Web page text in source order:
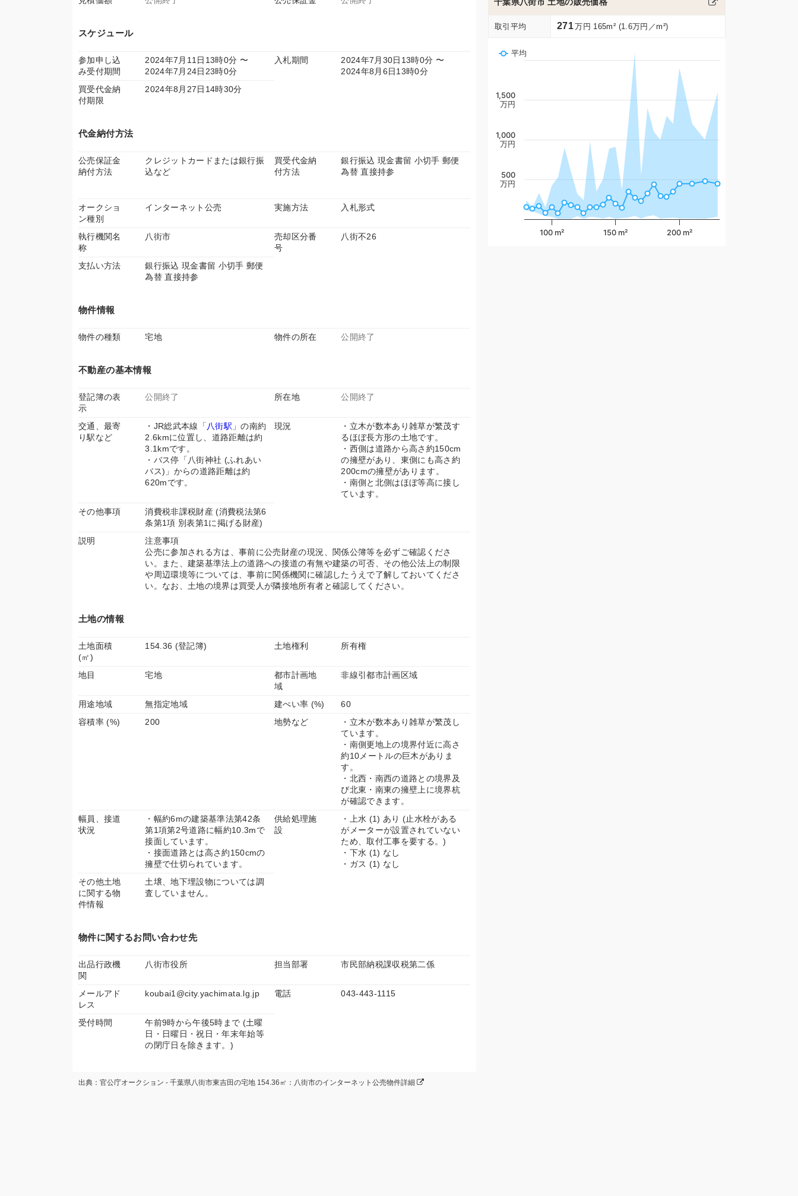
スケジュール
参加申し込
み受付期間
2024年7月11日13時0分 〜
2024年7月24日23時0分
入札期間
2024年7月30日13時0分 〜
2024年8月6日13時0分
買受代金納
付期限
2024年8月27日14時30分
代金納付方法
公売保証金
納付方法
クレジットカードまたは銀行振
込など
買受代金納
付方法
銀行振込 現金書留 小切手 郵便
為替 直接持参
オークショ
ン種別
インターネット公売 実施方法 入札形式
執行機関名
称
八街市
売却区分番
号
八街不26
支払い方法
銀行振込 現金書留 小切手 郵便
為替 直接持参
物件情報
物件の種類 宅地 物件の所在 公開終了
不動産の基本情報
登記簿の表
示
公開終了 所在地 公開終了
交通、最寄
り駅など
・JR総武本線「 八街駅 」の南約
2.6kmに位置し、道路距離は約
3.1kmです。
・バス停「八街神社 (ふれあい
バス)」からの道路距離は約
620mです。
現況
・立木が数本あり雑草が繁茂す
るほぼ長方形の土地です。
・西側は道路から高さ約150cm
の擁壁があり、東側にも高さ約
200cmの擁壁があります。
・南側と北側はほぼ等高に接し
ています。
その他事項
消費税非課税財産 (消費税法第6
条第1項 別表第1に掲げる財産)
説明
注意事項
公売に参加される方は、事前に公売財産の現況、関係公簿等を必ずご確認くださ
い。また、建築基準法上の道路への接道の有無や建築の可否、その他公法上の制限
や周辺環境等については、事前に関係機関に確認したうえで了解しておいてくださ
い。なお、土地の境界は買受人が隣接地所有者と確認してください。
土地の情報
土地面積
(㎡)
154.36 (登記簿) 土地権利 所有権
地目 宅地
都市計画地
域
非線引都市計画区域
用途地域 無指定地域 建ぺい率 (%)
60
容積率 (%)
200 地勢など
・立木が数本あり雑草が繁茂し
ています。
・南側更地上の境界付近に高さ
約10メートルの巨木がありま
す。
・北西・南西の道路との境界及
び北東・南東の擁壁上に境界杭
が確認できます。
幅員、接道
状況
・幅約6mの建築基準法第42条
第1項第2号道路に幅約10.3mで
接面しています。
・接面道路とは高さ約150cmの
擁壁で仕切られています。
供給処理施
設
・上水 (1) あり (止水栓がある
がメーターが設置されていない
ため、取付工事を要する。)
・下水 (1) なし
・ガス (1) なし
その他土地
に関する物
件情報
土壌、地下埋設物については調
査していません。
物件に関するお問い合わせ先
出品行政機
関
八街市役所 担当部署 市民部納税課収税第二係
メールアド
レス
koubai1@city.yachimata.lg.jp 電話 043-443-1115
受付時間
午前9時から午後5時まで (土曜
日・日曜日・祝日・年末年始等
の閉庁日を除きます。)
出典：官公庁オークション - 千葉県八街市東吉田の宅地 154.36㎡：八街市のインターネット公売物件詳細
取引平均 271万円 165m² (1.6万円／m²)
平均
100 m² 150 m² 200 m²
500
万円
1,000
万円
1,500
万円